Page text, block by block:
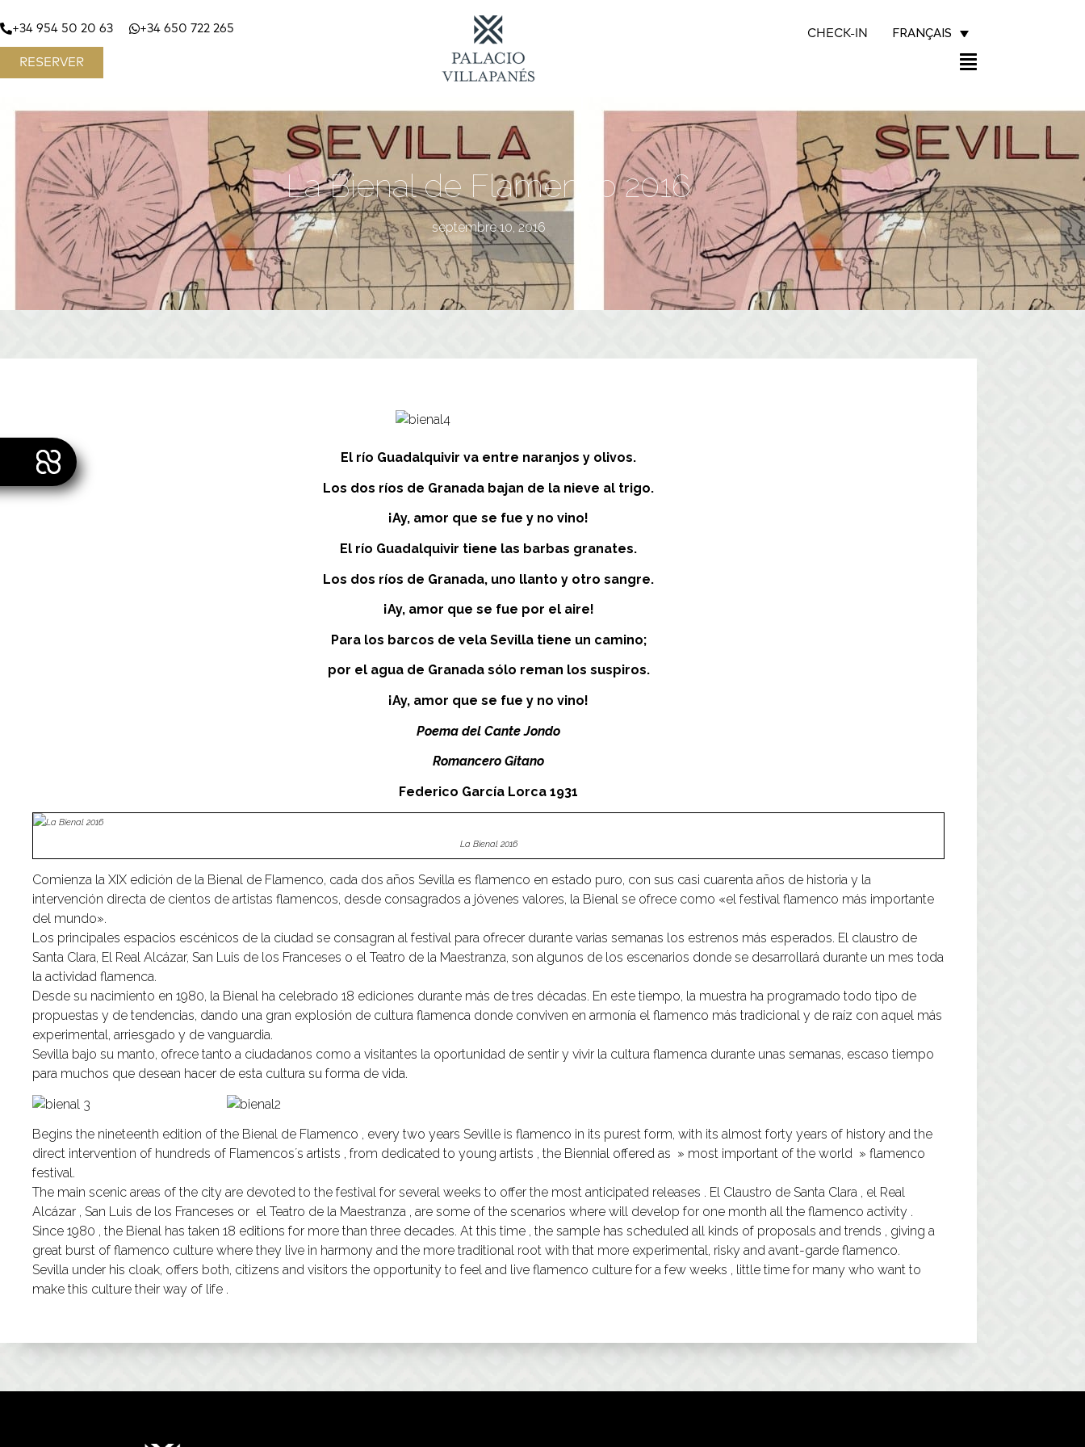
+34 954 50 20 63 +34 650 722 265
RESERVER
CHECK-IN FRANÇAIS
La Bienal de Flamenco 2016
septembre 10, 2016
El río Guadalquivir va entre naranjos y olivos.
Los dos ríos de Granada bajan de la nieve al trigo.
¡Ay, amor que se fue y no vino!
El río Guadalquivir tiene las barbas granates.
Los dos ríos de Granada, uno llanto y otro sangre.
¡Ay, amor que se fue por el aire!
Para los barcos de vela Sevilla tiene un camino;
por el agua de Granada sólo reman los suspiros.
¡Ay, amor que se fue y no vino!
Poema del Cante Jondo
Romancero Gitano
Federico García Lorca 1931
La Bienal 2016
Comienza la XIX edición de la Bienal de Flamenco, cada dos años Sevilla es flamenco en estado puro, con sus casi cuarenta años de historia y la
intervención directa de cientos de artistas flamencos, desde consagrados a jóvenes valores, la Bienal se ofrece como «el festival flamenco más importante
del mundo».
Los principales espacios escénicos de la ciudad se consagran al festival para ofrecer durante varias semanas los estrenos más esperados. El claustro de
Santa Clara, El Real Alcázar, San Luis de los Franceses o el Teatro de la Maestranza, son algunos de los escenarios donde se desarrollará durante un mes toda
la actividad flamenca.
Desde su nacimiento en 1980, la Bienal ha celebrado 18 ediciones durante más de tres décadas. En este tiempo, la muestra ha programado todo tipo de
propuestas y de tendencias, dando una gran explosión de cultura flamenca donde conviven en armonía el flamenco más tradicional y de raíz con aquel más
experimental, arriesgado y de vanguardia.
Sevilla bajo su manto, ofrece tanto a ciudadanos como a visitantes la oportunidad de sentir y vivir la cultura flamenca durante unas semanas, escaso tiempo
para muchos que desean hacer de esta cultura su forma de vida.
Begins the nineteenth edition of the Bienal de Flamenco , every two years Seville is flamenco in its purest form, with its almost forty years of history and the
direct intervention of hundreds of Flamencos´s artists , from dedicated to young artists , the Biennial offered as » most important of the world » flamenco
festival.
The main scenic areas of the city are devoted to the festival for several weeks to offer the most anticipated releases . El Claustro de Santa Clara , el Real
Alcázar , San Luis de los Franceses or el Teatro de la Maestranza , are some of the scenarios where will develop for one month all the flamenco activity .
Since 1980 , the Bienal has taken 18 editions for more than three decades. At this time , the sample has scheduled all kinds of proposals and trends , giving a
great burst of flamenco culture where they live in harmony and the more traditional root with that more experimental, risky and avant-garde flamenco.
Sevilla under his cloak, offers both, citizens and visitors the opportunity to feel and live flamenco culture for a few weeks , little time for many who want to
make this culture their way of life .